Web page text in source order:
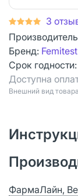
3
Бренд: Femitest
Срок годности:
Доступна
Bнешний вид
ФармаЛайн,